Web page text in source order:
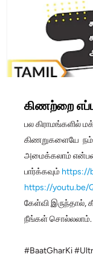
கிணற்றை
பல கிராமங்களில்
கிணறுகளையே
அமைக்கலாம்
பார்க்கவும் https://
https://youtu.be/
கேள்வி இருந்தால்,
நீங்கள் சொல்லலாம்.
#BaatGharKi